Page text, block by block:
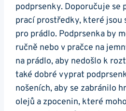
podprsenky. Doporučuje se
prací prostředky, které jsou
pro prádlo. Podprsenka by
ručně nebo v pračce na
na prádlo, aby nedošlo k
také dobré vyprat
nošeních, aby se zabránilo
olejů a zpocenin, které